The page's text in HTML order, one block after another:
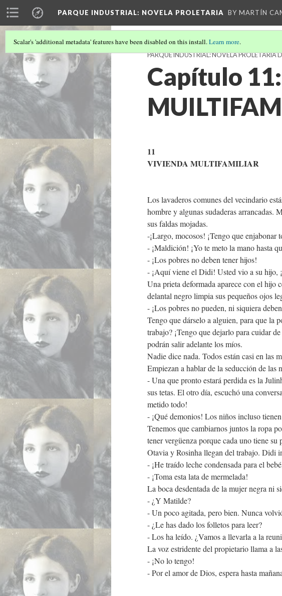
PARQUE INDUSTRIAL: NOVELA PROLETARIA BY MARTÍN
Scalar's 'additional metadata' features have been disabled on this install.Learn more.
PARQUE INDUSTRIAL: NOVELA PROLETARIA
Capítulo
11
VIVIENDA MULTIFAMILIAR
Los lavaderos comunes del vecindario
hombre y algunas sudaderas arrancadas.
sus faldas mojadas.
-¡Largo, mocosos! ¡Tengo que enjabonar
- ¡Maldición! ¡Yo te meto la mano hasta
- ¡Los pobres no deben tener hijos!
- ¡Aquí viene el Didi! Usted vio a su hijo,
Una prieta deformada aparece con el hijo
delantal negro limpia sus pequeños ojos
- ¡Los pobres no pueden, ni siquiera
Tengo que dárselo a alguien, para que la
trabajo? ¡Tengo que dejarlo para cuidar
podrán salir adelante los míos.
Nadie dice nada. Todos están casi en las
Empiezan a hablar de la seducción de las
- Una que pronto estará perdida es la
sus tetas. El otro día, escuchó una
metido todo!
- ¡Qué demonios! Los niños incluso
Tenemos que cambiarnos juntos la ropa
tener vergüenza porque cada uno tiene su
Otavia y Rosinha llegan del trabajo. Didi
- ¡He traído leche condensada para el
- ¡Toma esta lata de mermelada!
La boca desdentada de la mujer negra ni
- ¿Y Matilde?
- Un poco agitada, pero bien. Nunca
- ¿Le has dado los folletos para leer?
- Los ha leído. ¿Vamos a llevarla a la
La voz estridente del propietario llama a
- ¡No lo tengo!
- Por el amor de Dios, espera hasta